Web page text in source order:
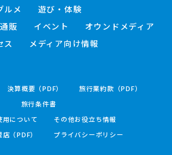
ルメ
遊び・体験
販 イベント
オウンドメディア
ス
メディア向け情報
決算概要（PDF）
旅行業約款（PDF）
旅行条件書
用について
その他お役立ち情報
（PDF）
プライバシーポリシー